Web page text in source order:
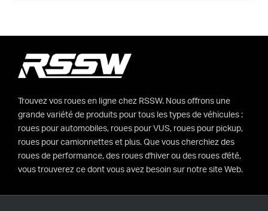
Trouvez vos roues en ligne chez RSSW. Nous offrons une
grande variété de produits pour tous les types de véhicules :
roues pour automobiles, roues pour VUS, roues pour pickup,
roues pour camionnettes et plus. Que vous cherchiez des
roues de performance, des roues d'hiver ou des roues d'été,
vous trouverez ce dont vous avez besoin sur notre site Web.